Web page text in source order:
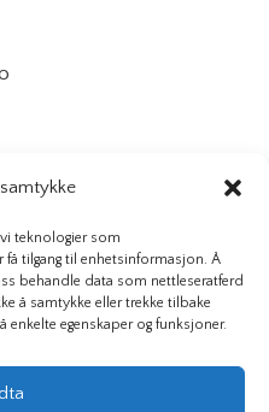
teknologier som
få tilgang til enhetsinformasjon. Å
behandle data som nettleseratferd
å samtykke eller trekke tilbake
enkelte egenskaper og funksjoner.